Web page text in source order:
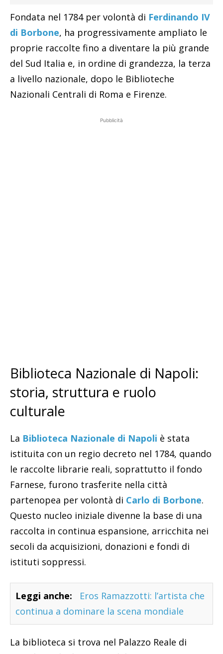
Fondata nel 1784 per volontà di Ferdinando IV
di Borbone, ha progressivamente ampliato le
proprie raccolte fino a diventare la più grande
del Sud Italia e, in ordine di grandezza, la terza
a livello nazionale, dopo le Biblioteche
Nazionali Centrali di Roma e Firenze.
Pubblicità
Biblioteca Nazionale di Napoli:
storia, struttura e ruolo
culturale
La Biblioteca Nazionale di Napoli è stata
istituita con un regio decreto nel 1784, quando
le raccolte librarie reali, soprattutto il fondo
Farnese, furono trasferite nella città
partenopea per volontà di Carlo di Borbone.
Questo nucleo iniziale divenne la base di una
raccolta in continua espansione, arricchita nei
secoli da acquisizioni, donazioni e fondi di
istituti soppressi.
Leggi anche:
Eros Ramazzotti: l’artista che
continua a dominare la scena mondiale
La biblioteca si trova nel Palazzo Reale di